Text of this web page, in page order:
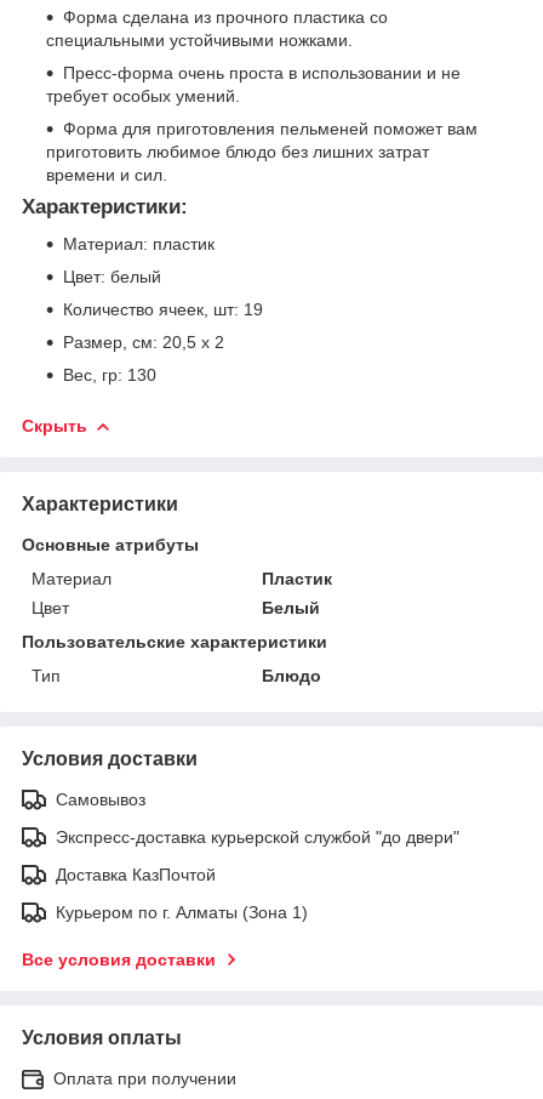
Форма сделана из прочного пластика со
специальными устойчивыми ножками.
Пресс-форма очень проста в использовании и не
требует особых умений.
Форма для приготовления пельменей поможет вам
приготовить любимое блюдо без лишних затрат
времени и сил.
Характеристики:
Материал: пластик
Цвет: белый
Количество ячеек, шт: 19
Размер, см: 20,5 х 2
Вес, гр: 130
Скрыть
Характеристики
Основные атрибуты
Материал
Пластик
Цвет
Белый
Пользовательские характеристики
Тип
Блюдо
Условия доставки
Самовывоз
Экспресс-доставка курьерской службой "до двери"
Доставка КазПочтой
Курьером по г. Алматы (Зона 1)
Все условия доставки
Условия оплаты
Оплата при получении